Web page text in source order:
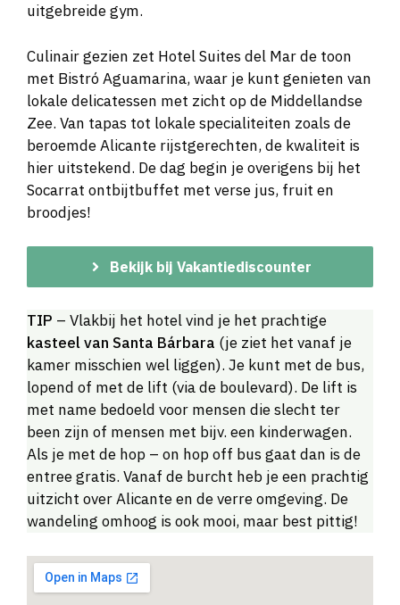
uitgebreide gym.
Culinair gezien zet Hotel Suites del Mar de toon
met Bistró Aguamarina, waar je kunt genieten van
lokale delicatessen met zicht op de Middellandse
Zee. Van tapas tot lokale specialiteiten zoals de
beroemde Alicante rijstgerechten, de kwaliteit is
hier uitstekend. De dag begin je overigens bij het
Socarrat ontbijtbuffet met verse jus, fruit en
broodjes!
Bekijk bij Vakantiediscounter
TIP – Vlakbij het hotel vind je het prachtige
kasteel van Santa Bárbara (je ziet het vanaf je
kamer misschien wel liggen). Je kunt met de bus,
lopend of met de lift (via de boulevard). De lift is
met name bedoeld voor mensen die slecht ter
been zijn of mensen met bijv. een kinderwagen.
Als je met de hop – on hop off bus gaat dan is de
entree gratis. Vanaf de burcht heb je een prachtig
uitzicht over Alicante en de verre omgeving. De
wandeling omhoog is ook mooi, maar best pittig!